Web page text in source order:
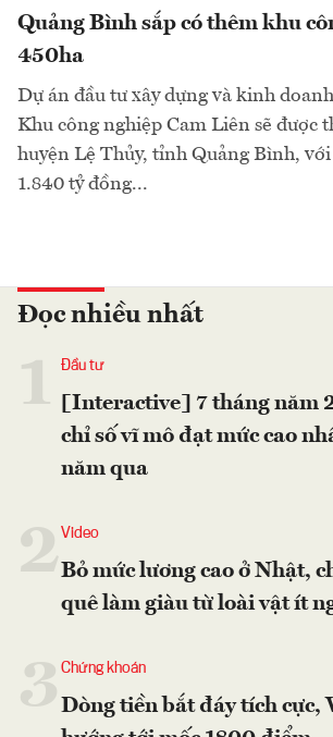
Quảng Bình sắp có thêm khu
450ha
Dự án đầu tư xây dựng và kinh
Khu công nghiệp Cam Liên sẽ được
huyện Lệ Thủy, tỉnh Quảng Bình,
1.840 tỷ đồng...
Đọc nhiều nhất
Đầu tư
[Interactive] 7 tháng năm
chỉ số vĩ mô đạt mức cao
năm qua
2Video
Bỏ mức lương cao ở Nhật,
quê làm giàu từ loài vật ít
Chứng khoán
Dòng tiền bắt đáy tích cực,